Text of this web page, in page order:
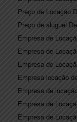
Preço de Locação
Preço de aluguel
Empresa de
Empresa de
Empresa de
Empresa locação
Empresa de
Empresa de
Empresa de